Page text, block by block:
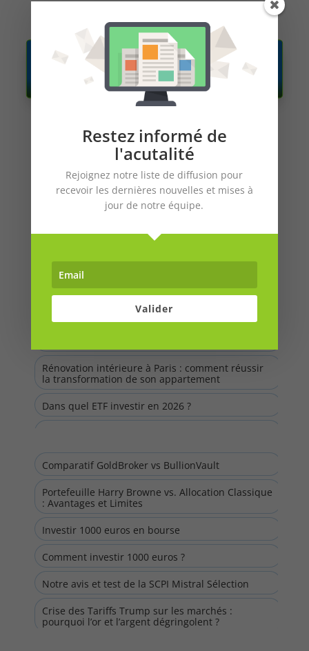
DÉCOUVRIR
AUCOFFRE.COM
Investir dans les marchés privés en 2026 :
secteurs, méthode et risques
L’Excellence Patrimoniale à la Française : Plongée
au Cœur de la Financière St Gabriel F.D.
Rénovation intérieure à Paris : comment réussir
la transformation de son appartement
Dans quel ETF investir en 2026 ?
Crise, dette et menace sur votre épargne :
comment réagir en 2026 ?
Comparatif GoldBroker vs BullionVault
Portefeuille Harry Browne vs. Allocation Classique
: Avantages et Limites
Investir 1000 euros en bourse
Comment investir 1000 euros ?
Notre avis et test de la SCPI Mistral Sélection
Crise des Tariffs Trump sur les marchés :
pourquoi l’or et l’argent dégringolent ?
Restez informé de
l'acutalité
Rejoignez notre liste de diffusion pour
recevoir les dernières nouvelles et mises à
jour de notre équipe.
Valider